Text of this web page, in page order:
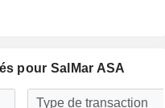
pour SalMar ASA
Type de transaction